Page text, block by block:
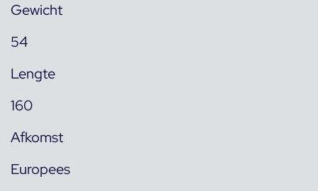
Gewicht
54
Lengte
160
Afkomst
Europees